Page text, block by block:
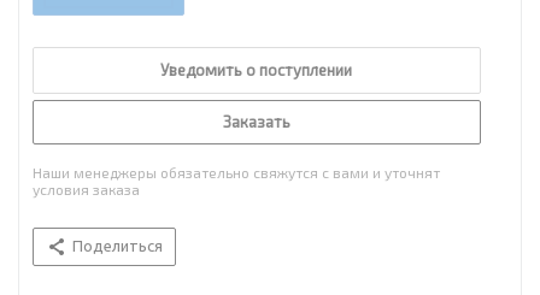
Уведомить о поступлении
Заказать
Наши менеджеры обязательно свяжутся с вами и уточнят
условия заказа
Поделиться